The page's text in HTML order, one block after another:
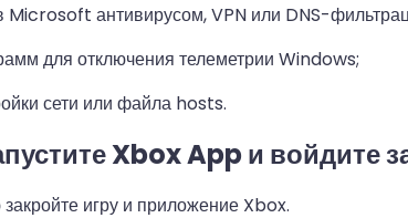
Microsoft антивирусом, VPN или DNS-
для отключения телеметрии Windows;
сети или файла hosts.
Xbox App и войдите
игру и приложение Xbox.